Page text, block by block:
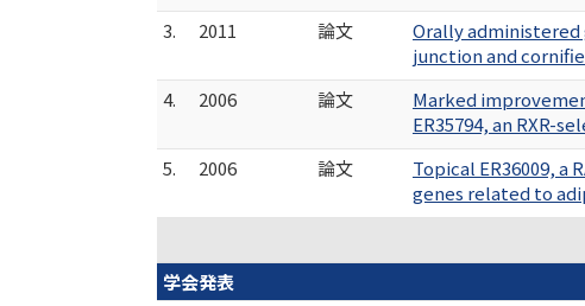
3.
2011 論文
Orally
junction and
4.
2006 論文
Marked
ER35794, an RXR-
5.
2006 論文
Topical ER36009,
genes related to
学会発表